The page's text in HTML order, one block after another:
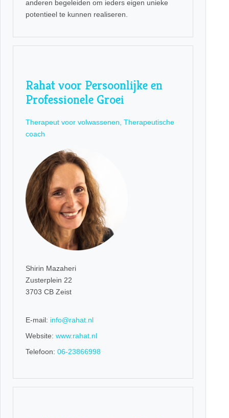
anderen begeleiden om ieders eigen unieke
potentieel te kunnen realiseren.
Rahat voor Persoonlijke en
Professionele Groei
Therapeut voor volwassenen, Therapeutische
coach
Shirin Mazaheri
Zusterplein 22
3703 CB Zeist
E-mail: info@rahat.nl
Website: www.rahat.nl
Telefoon: 06-23866998